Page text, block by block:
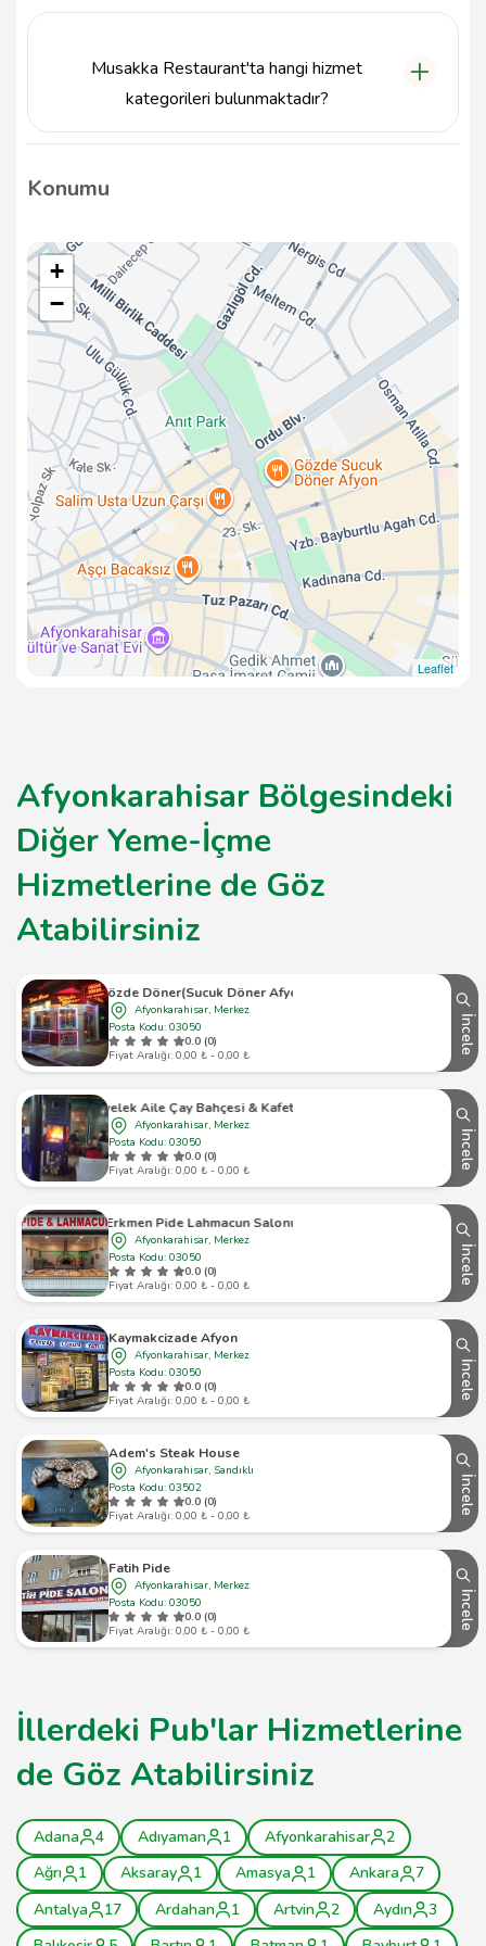
Musakka Restaurant'ta hangi hizmet
kategorileri bulunmaktadır?
Musakka Restaurant, Pub'lar kategorisinde hizmet
seçenekleri sunmaktadır.
Konumu
+
−
Leaflet
Afyonkarahisar Bölgesindeki
Diğer Yeme-İçme
Hizmetlerine de Göz
Atabilirsiniz
Gözde Döner(Sucuk Döner Afyon)
Afyonkarahisar, Merkez
Posta Kodu: 03050
0.0 (0)
Fiyat Aralığı: 0,00 ₺ - 0,00 ₺
İncele
Civelek Aile Çay Bahçesi & Kafeterya
Afyonkarahisar, Merkez
Posta Kodu: 03050
0.0 (0)
Fiyat Aralığı: 0,00 ₺ - 0,00 ₺
İncele
Erkmen Pide Lahmacun Salonu
Afyonkarahisar, Merkez
Posta Kodu: 03050
0.0 (0)
Fiyat Aralığı: 0,00 ₺ - 0,00 ₺
İncele
Kaymakcizade Afyon
Afyonkarahisar, Merkez
Posta Kodu: 03050
0.0 (0)
Fiyat Aralığı: 0,00 ₺ - 0,00 ₺
İncele
Adem's Steak House
Afyonkarahisar, Sandıklı
Posta Kodu: 03502
0.0 (0)
Fiyat Aralığı: 0,00 ₺ - 0,00 ₺
İncele
Fatih Pide
Afyonkarahisar, Merkez
Posta Kodu: 03050
0.0 (0)
Fiyat Aralığı: 0,00 ₺ - 0,00 ₺
İncele
İllerdeki Pub'lar Hizmetlerine
de Göz Atabilirsiniz
Adana 4 Adıyaman 1 Afyonkarahisar
2
Ağrı
1 Aksaray 1 Amasya 1 Ankara
7
Antalya
17 Ardahan 1 Artvin 2 Aydın
3